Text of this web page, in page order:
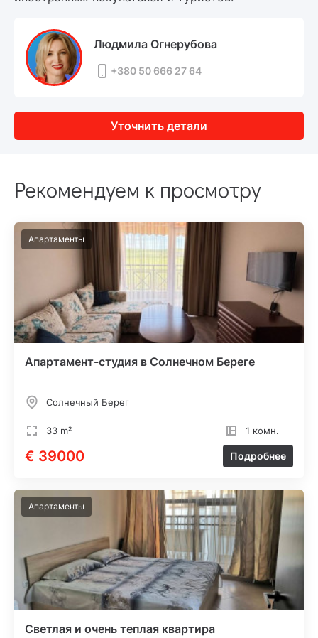
Людмила Огнерубова
+380 50 666 27 64
Уточнить детали
Рекомендуем к просмотру
Апартаменты
Апартамент-студия в Солнечном Береге
Солнечный Берег
33 m² 1 комн.
€ 39000 Подробнее
Апартаменты
Светлая и очень теплая квартира